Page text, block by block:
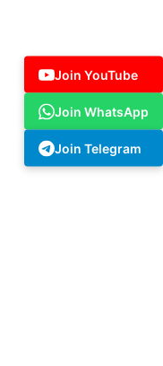
Join YouTube
Join WhatsApp
Join Telegram